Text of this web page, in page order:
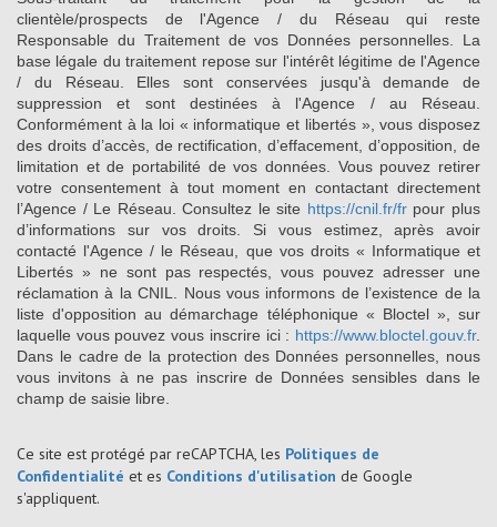
clientèle/prospects de l'Agence / du Réseau qui reste
Responsable du Traitement de vos Données personnelles. La
base légale du traitement repose sur l'intérêt légitime de l'Agence
/ du Réseau. Elles sont conservées jusqu'à demande de
suppression et sont destinées à l'Agence / au Réseau.
Conformément à la loi « informatique et libertés », vous disposez
des droits d’accès, de rectification, d’effacement, d’opposition, de
limitation et de portabilité de vos données. Vous pouvez retirer
votre consentement à tout moment en contactant directement
l’Agence / Le Réseau. Consultez le site https://cnil.fr/frpour plus
d’informations sur vos droits. Si vous estimez, après avoir
contacté l'Agence / le Réseau, que vos droits « Informatique et
Libertés » ne sont pas respectés, vous pouvez adresser une
réclamation à la CNIL. Nous vous informons de l’existence de la
liste d'opposition au démarchage téléphonique « Bloctel », sur
laquelle vous pouvez vous inscrire ici : https://www.bloctel.gouv.fr.
Dans le cadre de la protection des Données personnelles, nous
vous invitons à ne pas inscrire de Données sensibles dans le
champ de saisie libre.
Ce site est protégé par reCAPTCHA, les Politiques de
Confidentialité et es Conditions d'utilisation de Google
s'appliquent.